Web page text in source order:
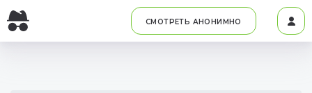
СМОТРЕТЬ АНОНИМНО